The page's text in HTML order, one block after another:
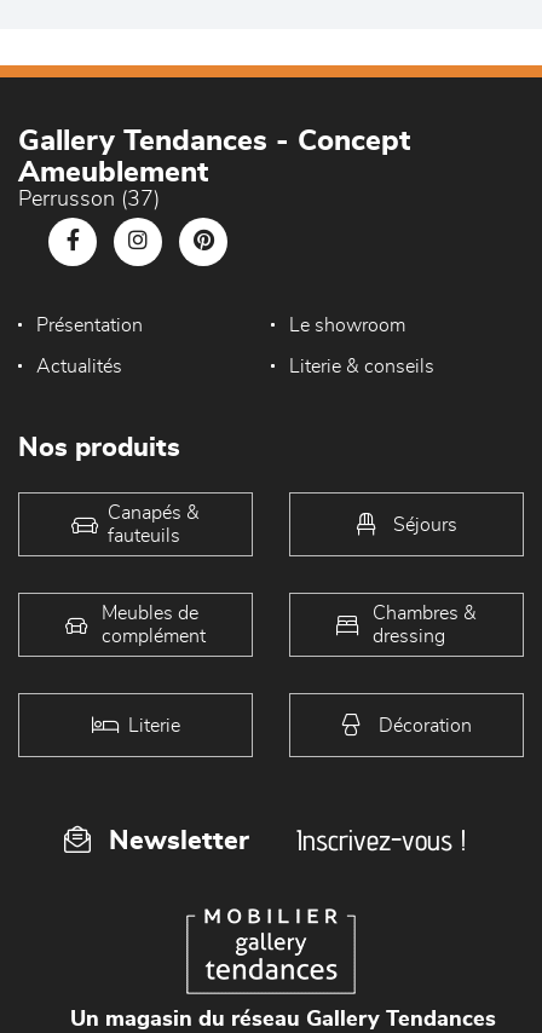
Gallery Tendances - Concept
Ameublement
Perrusson (37)
Présentation Le showroom
Actualités Literie & conseils
Nos produits
Canapés &
fauteuils
Séjours
Meubles de
complément
Chambres &
dressing
Literie Décoration
Newsletter Inscrivez-vous !
Un magasin du réseau Gallery Tendances